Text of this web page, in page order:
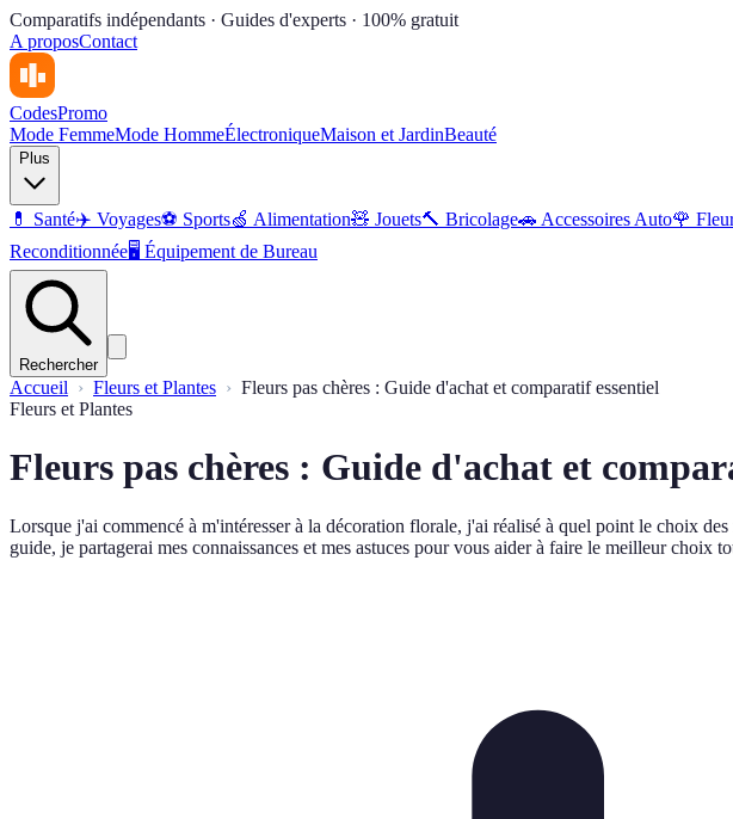
Comparatifs indépendants · Guides d'experts · 100% gratuit
A proposContact
CodesPromo
Mode FemmeMode HommeÉlectroniqueMaison et JardinBeauté
Plus
💊 Santé✈️ Voyages⚽️ Sports🍏 Alimentation🧸 Jouets🔨 Bricolage🚗 Accessoires Auto🌹
Reconditionnée🖥️ Équipement de Bureau
Rechercher
Accueil Fleurs et Plantes
Fleurs pas chères : Guide d'achat et comparatif essentiel
Fleurs et Plantes
Fleurs pas chères : Guide d'achat et
Lorsque j'ai commencé à m'intéresser à la décoration florale, j'ai réalisé à quel point le choix
guide, je partagerai mes connaissances et mes astuces pour vous aider à faire le meilleur choix